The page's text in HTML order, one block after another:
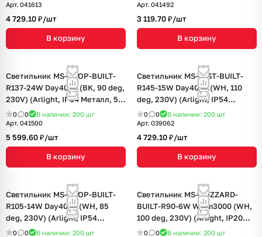
Арт. 041613
4 729.10 ₽/шт
В корзину
Арт. 041492
3 119.70 ₽/шт
В корзину
Светильник MS-DROP-BUILT-
R137-24W Day4000 (BK, 90 deg,
230V) (Arlight, IP54 Металл, 5
лет)
0 0 В наличии: 200 шт
Арт. 041500
5 599.60 ₽/шт
В корзину
Светильник MS-MIST-BUILT-
R145-15W Day4000 (WH, 110
deg, 230V) (Arlight, IP54
Металл, 5 лет)
0 0 В наличии: 200 шт
Арт. 039062
4 729.10 ₽/шт
В корзину
Светильник MS-DROP-BUILT-
R105-14W Day4000 (WH, 85
deg, 230V) (Arlight, IP54
Металл, 5 лет)
0 0 В наличии: 200 шт
Светильник MS-BLIZZARD-
BUILT-R90-6W Warm3000 (WH,
100 deg, 230V) (Arlight, IP20
Металл, 3 года)
0 0 В наличии: 200 шт